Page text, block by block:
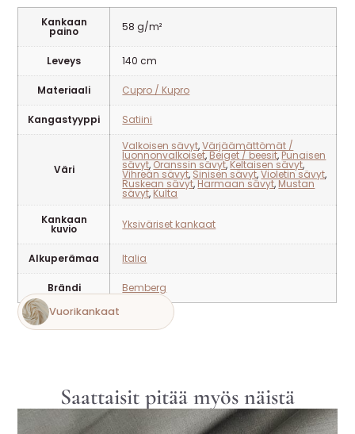
Kankaan
paino 58 g/m²
Leveys 140 cm
Materiaali Cupro / Kupro
Kangastyyppi Satiini
Väri
Valkoisen sävyt,Värjäämättömät /
luonnonvalkoiset,Beiget / beesit,Punaisen
sävyt,Oranssin sävyt,Keltaisen sävyt,
Vihreän sävyt,Sinisen sävyt,Violetin sävyt,
Ruskean sävyt,Harmaan sävyt,Mustan
sävyt,Kulta
Kankaan
kuvio Yksiväriset kankaat
Alkuperämaa Italia
Brändi
Bemberg
Vuorikankaat
Saattaisit pitää myös näistä